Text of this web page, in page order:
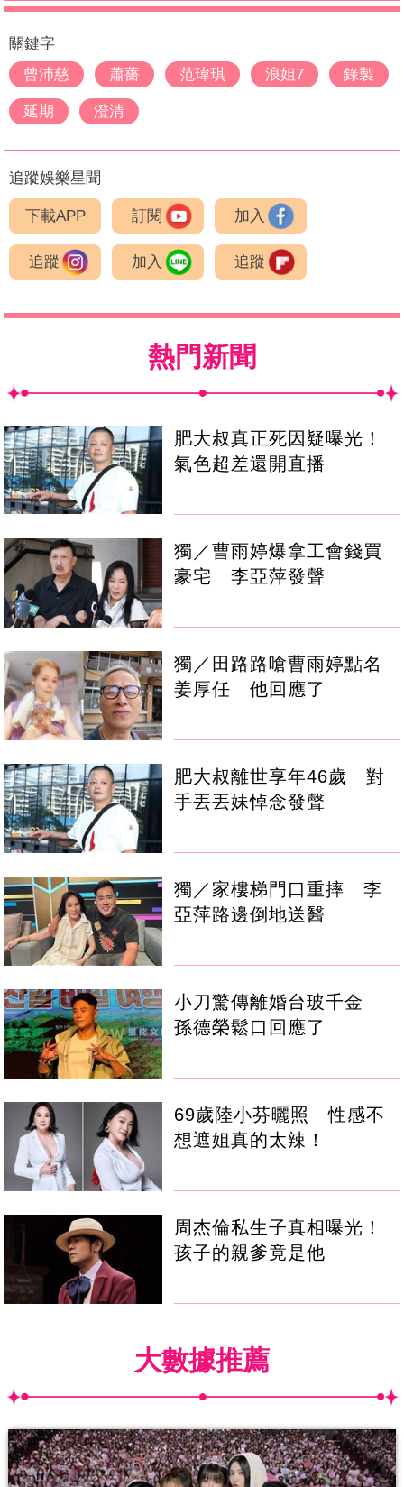
關鍵字
曾沛慈
蕭薔 范瑋琪 浪姐7 錄製
延期 澄清
追蹤娛樂星聞
下載APP 訂閱 加入
追蹤 加入 追蹤
熱門新聞
肥大叔真正死因疑曝光！
氣色超差還開直播
獨／曹雨婷爆拿工會錢買
豪宅 李亞萍發聲
獨／田路路嗆曹雨婷點名
姜厚任 他回應了
肥大叔離世享年46歲 對
手丟丟妹悼念發聲
獨／家樓梯門口重摔 李
亞萍路邊倒地送醫
小刀驚傳離婚台玻千金
孫德榮鬆口回應了
69歲陸小芬曬照 性感不
想遮姐真的太辣！
周杰倫私生子真相曝光！
孩子的親爹竟是他
大數據推薦